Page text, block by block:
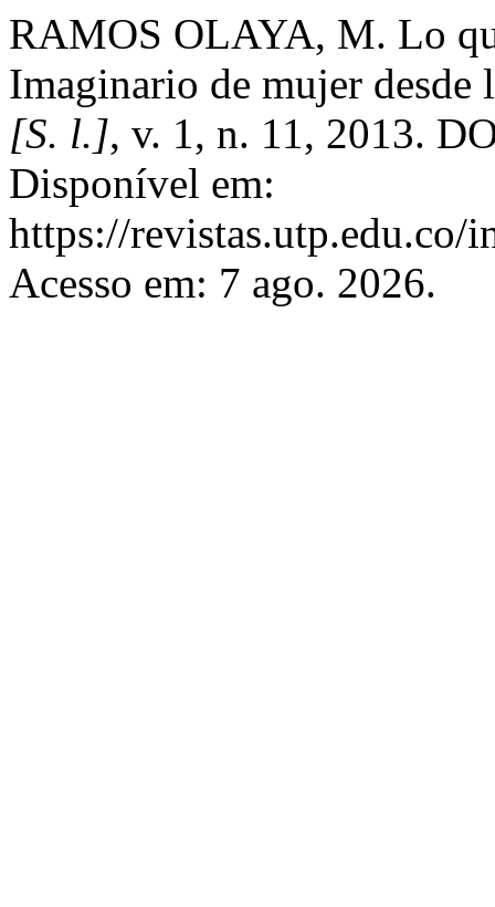
RAMOS OLAYA, M. Lo
Imaginario de mujer
[S. l.], v. 1, n. 11, 2013.
Disponível em:
https://revistas.utp.edu.co/
Acesso em: 7 ago. 2026.